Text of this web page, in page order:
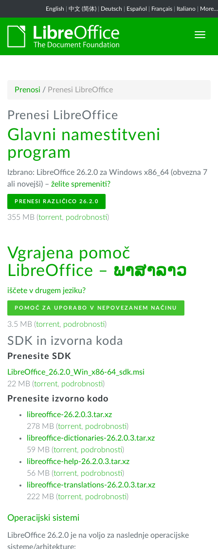
English 中文 (简体) Deutsch Español Français Italiano More...
Prenosi / Prenesi LibreOffice
Prenesi LibreOffice
Glavni namestitveni
program
Izbrano: LibreOffice 26.2.0 za Windows x86_64 (obvezna 7
ali novejši) – želite spremeniti?
PRENESI RAZLIČICO 26.2.0
355 MB (torrent, podrobnosti)
Vgrajena pomoč
LibreOffice – ພາສາລາວ
iščete v drugem jeziku?
POMOČ ZA UPORABO V NEPOVEZANEM NAČINU
3.5 MB (torrent, podrobnosti)
SDK in izvorna koda
Prenesite SDK
LibreOffice_26.2.0_Win_x86-64_sdk.msi
22 MB (torrent, podrobnosti)
Prenesite izvorno kodo
libreoffice-26.2.0.3.tar.xz
278 MB (torrent, podrobnosti)
libreoffice-dictionaries-26.2.0.3.tar.xz
59 MB (torrent, podrobnosti)
libreoffice-help-26.2.0.3.tar.xz
56 MB (torrent, podrobnosti)
libreoffice-translations-26.2.0.3.tar.xz
222 MB (torrent, podrobnosti)
Operacijski sistemi
LibreOffice 26.2.0 je na voljo za naslednje operacijske
sisteme/arhitekture: